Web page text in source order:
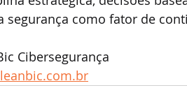
segurança como fator de
Cibersegurança